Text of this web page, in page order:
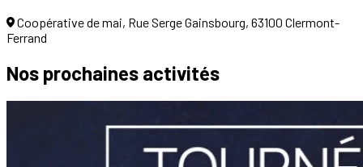
Coopérative de mai, Rue Serge Gainsbourg, 63100 Clermont-
Ferrand
Nos prochaines activités